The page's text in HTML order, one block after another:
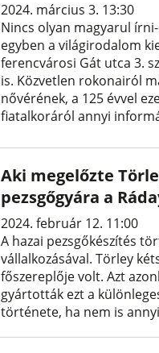
2024. március 3. 13:30
Nincs olyan magyarul
egyben a világirodalom
ferencvárosi Gát utca 3.
is. Közvetlen rokonairól
nővérének, a 125 évvel
fiatalkoráról annyi
Aki megelőzte
pezsgőgyára a
2024. február 12. 11:00
A hazai pezsgőkészítés
vállalkozásával. Törley
főszereplője volt. Azt
gyártották ezt a
története, ha nem is